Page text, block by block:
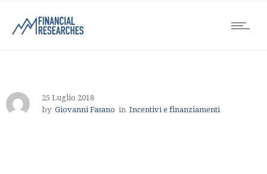
25 Luglio 2018
by Giovanni Fasano in Incentivi e finanziamenti